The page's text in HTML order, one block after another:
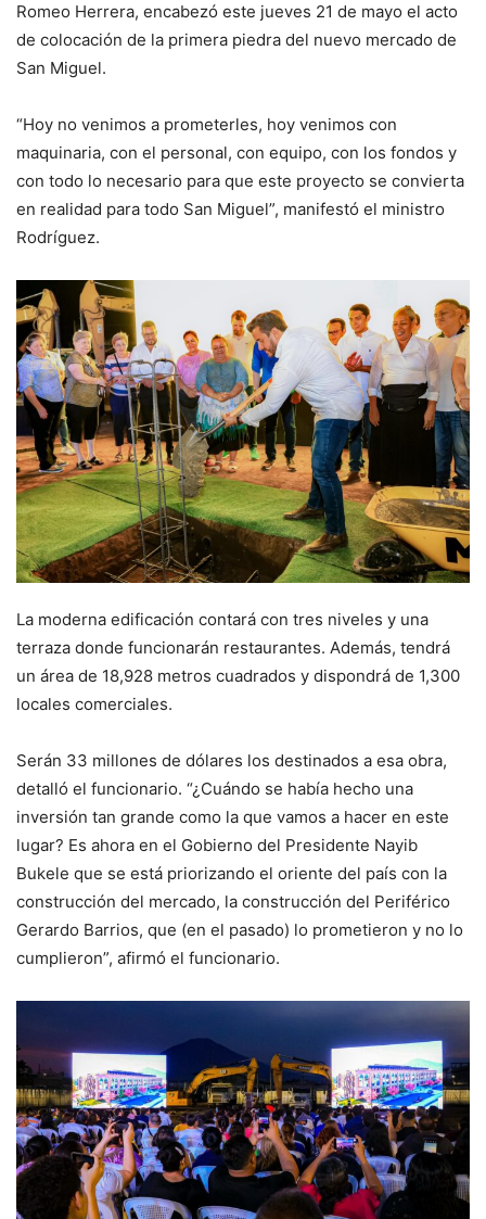
Romeo Herrera, encabezó este jueves 21 de mayo el acto
de colocación de la primera piedra del nuevo mercado de
San Miguel.
“Hoy no venimos a prometerles, hoy venimos con
maquinaria, con el personal, con equipo, con los fondos y
con todo lo necesario para que este proyecto se convierta
en realidad para todo San Miguel”, manifestó el ministro
Rodríguez.
La moderna edificación contará con tres niveles y una
terraza donde funcionarán restaurantes. Además, tendrá
un área de 18,928 metros cuadrados y dispondrá de 1,300
locales comerciales.
Serán 33 millones de dólares los destinados a esa obra,
detalló el funcionario. “¿Cuándo se había hecho una
inversión tan grande como la que vamos a hacer en este
lugar? Es ahora en el Gobierno del Presidente Nayib
Bukele que se está priorizando el oriente del país con la
construcción del mercado, la construcción del Periférico
Gerardo Barrios, que (en el pasado) lo prometieron y no lo
cumplieron”, afirmó el funcionario.